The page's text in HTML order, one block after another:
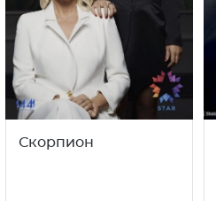
Скорпион